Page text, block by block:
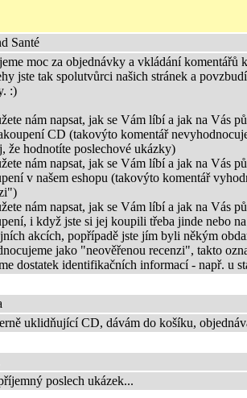
Santé
moc za objednávky a vkládání komentářů
jste tak spolutvůrci našich stránek a
:)
nám napsat, jak se Vám líbí a jak na Vás
CD (takovýto komentář
že hodnotíte poslechové ukázky)
nám napsat, jak se Vám líbí a jak na Vás
v našem eshopu (takovýto komentář
nám napsat, jak se Vám líbí a jak na Vás
i když jste si jej koupili třeba jinde nebo
akcích, popřípadě jste jím byli někým
jako "neověřenou recenzi", takto
dostatek identifikačních informací - např. u
uklidňující CD, dávám do košíku,
poslech ukázek...